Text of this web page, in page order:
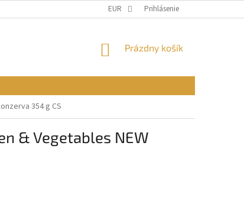
PODMIENKY OCHRANY OSOBNÝCH
EUR Prihlásenie
NÁKUPNÝ
Prázdny košík
354 g CS
& Vegetables NEW